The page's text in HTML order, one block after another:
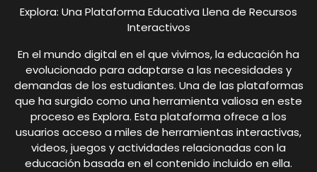
Explora: Una Plataforma Educativa Llena de Recursos
Interactivos
En el mundo digital en el que vivimos, la educación ha
evolucionado para adaptarse a las necesidades y
demandas de los estudiantes. Una de las plataformas
que ha surgido como una herramienta valiosa en este
proceso es Explora. Esta plataforma ofrece a los
usuarios acceso a miles de herramientas interactivas,
videos, juegos y actividades relacionadas con la
educación basada en el contenido incluido en ella.